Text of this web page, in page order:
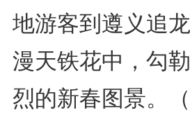
地游客到遵义追
漫天铁花中，勾
烈的新春图景。（